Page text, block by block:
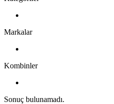
Markalar
Kombinler
Sonuç bulunamadı.